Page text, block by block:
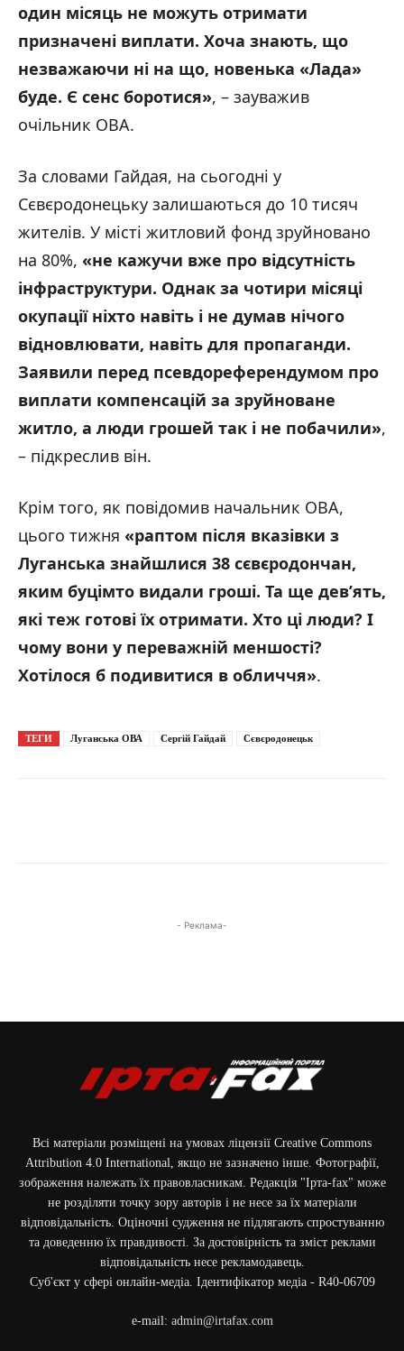
один місяць не можуть отримати
призначені виплати. Хоча знають, що
незважаючи ні на що, новенька «Лада»
буде. Є сенс боротися», – зауважив
очільник ОВА.
За словами Гайдая, на сьогодні у
Сєвєродонецьку залишаються до 10 тисяч
жителів. У місті житловий фонд зруйновано
на 80%, «не кажучи вже про відсутність
інфраструктури. Однак за чотири місяці
окупації ніхто навіть і не думав нічого
відновлювати, навіть для пропаганди.
Заявили перед псевдореферендумом про
виплати компенсацій за зруйноване
житло, а люди грошей так і не побачили»,
– підкреслив він.
Крім того, як повідомив начальник ОВА,
цього тижня «раптом після вказівки з
Луганська знайшлися 38 сєвєродончан,
яким буцімто видали гроші. Та ще дев’ять,
які теж готові їх отримати. Хто ці люди? І
чому вони у переважній меншості?
Хотілося б подивитися в обличчя».
ТЕГИ Луганська ОВА Сергій Гайдай Сєвєродонецьк
- Реклама-
Всі матеріали розміщені на умовах ліцензії Creative Commons
Attribution 4.0 International, якщо не зазначено інше. Фотографії,
зображення належать їх правовласникам. Редакція "Ірта-fax" може
не розділяти точку зору авторів і не несе за їх матеріали
відповідальність. Оціночні судження не підлягають спростуванню
та доведенню їх правдивості. За достовірність та зміст реклами
відповідальність несе рекламодавець.
Cуб'єкт у сфері онлайн-медіа. Ідентифікатор медіа - R40-06709
e-mail: admin@irtafax.com